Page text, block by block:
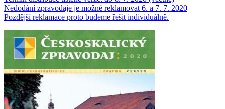
Nedodání zpravodaje je možné reklamovat 6. a 7. 7. 2020
Pozdější reklamace proto budeme řešit individuálně.